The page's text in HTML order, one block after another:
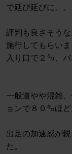
で延び延びに。。
評判も良さそう
施行してもらいま
入り口で２㍉、
一般道やや混雑
ョンで８０㌔ほ
出足の加速感が
た。